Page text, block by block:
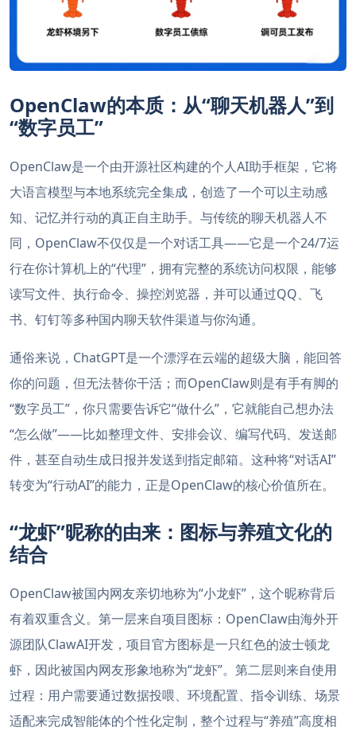
OpenClaw的本质：从“聊天机器人”到
“数字员工”
OpenClaw是一个由开源社区构建的个人AI助手框架，它将
大语言模型与本地系统完全集成，创造了一个可以主动感
知、记忆并行动的真正自主助手。与传统的聊天机器人不
同，OpenClaw不仅仅是一个对话工具——它是一个24/7运
行在你计算机上的“代理”，拥有完整的系统访问权限，能够
读写文件、执行命令、操控浏览器，并可以通过QQ、飞
书、钉钉等多种国内聊天软件渠道与你沟通。
通俗来说，ChatGPT是一个漂浮在云端的超级大脑，能回答
你的问题，但无法替你干活；而OpenClaw则是有手有脚的
“数字员工”，你只需要告诉它“做什么”，它就能自己想办法
“怎么做”——比如整理文件、安排会议、编写代码、发送邮
件，甚至自动生成日报并发送到指定邮箱。这种将“对话AI”
转变为“行动AI”的能力，正是OpenClaw的核心价值所在。
“龙虾”昵称的由来：图标与养殖文化的
结合
OpenClaw被国内网友亲切地称为“小龙虾”，这个昵称背后
有着双重含义。第一层来自项目图标：OpenClaw由海外开
源团队ClawAI开发，项目官方图标是一只红色的波士顿龙
虾，因此被国内网友形象地称为“龙虾”。第二层则来自使用
过程：用户需要通过数据投喂、环境配置、指令训练、场景
适配来完成智能体的个性化定制，整个过程与“养殖”高度相